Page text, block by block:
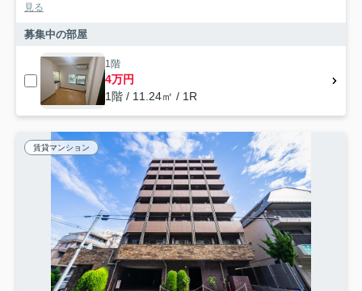
見る
募集中の部屋
1階
4万円
1階 / 11.24㎡ / 1R
賃貸マンション